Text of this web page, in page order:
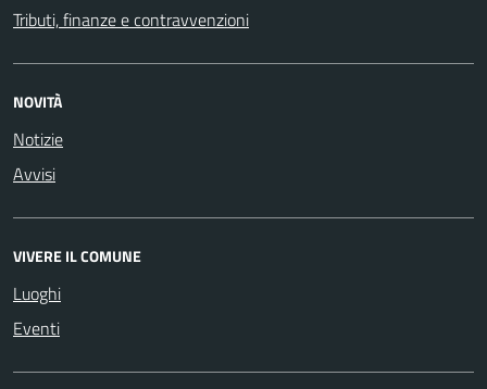
Tributi, finanze e contravvenzioni
NOVITÀ
Notizie
Avvisi
VIVERE IL COMUNE
Luoghi
Eventi